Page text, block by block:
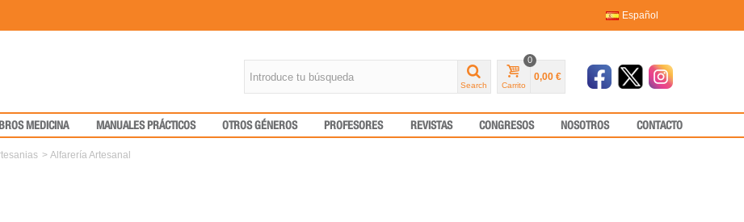
Español
Search Carrito
0
0,00 €
MEDICINA MANUALES PRÁCTICOS OTROS GÉNEROS PROFESORES REVISTAS CONGRESOS NOSOTROS CONTACTO
> Alfarería Artesanal